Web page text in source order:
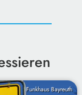
Funkhaus Bayreuth